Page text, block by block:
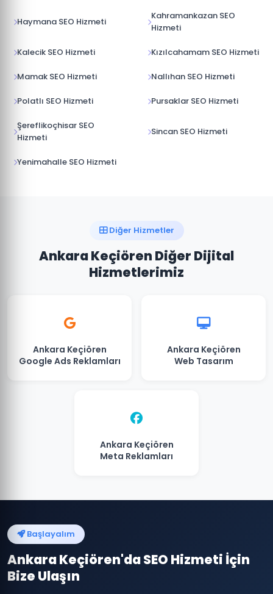
Haymana SEO Hizmeti
Kahramankazan SEO
Hizmeti
Kalecik SEO Hizmeti Kızılcahamam SEO Hizmeti
Mamak SEO Hizmeti Nallıhan SEO Hizmeti
Polatlı SEO Hizmeti Pursaklar SEO Hizmeti
Şereflikoçhisar SEO
Hizmeti
Sincan SEO Hizmeti
Yenimahalle SEO Hizmeti
Diğer Hizmetler
Ankara Keçiören Diğer Dijital
Hizmetlerimiz
Ankara Keçiören
Google Ads Reklamları
Ankara Keçiören
Web Tasarım
Ankara Keçiören
Meta Reklamları
Başlayalım
Ankara Keçiören'da SEO Hizmeti İçin
Bize Ulaşın